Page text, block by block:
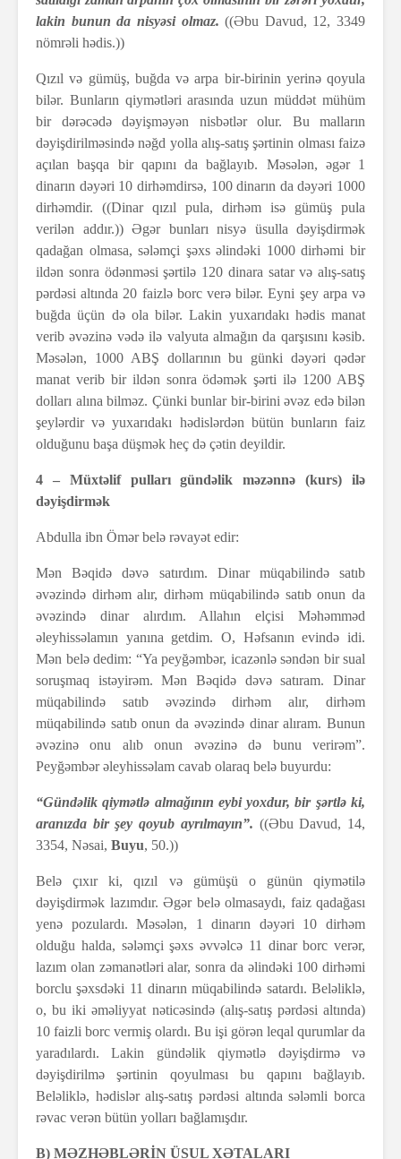
lakin bunun da nisyəsi olmaz. ((Əbu Davud, 12, 3349
nömrəli hədis.))
Qızıl və gümüş, buğda və arpa bir-birinin yerinə qoyula
bilər. Bunların qiymətləri arasında uzun müddət mühüm
bir dərəcədə dəyişməyən nisbətlər olur. Bu malların
dəyişdirilməsində nəğd yolla alış-satış şərtinin olması faizə
açılan başqa bir qapını da bağlayıb. Məsələn, əgər 1
dinarın dəyəri 10 dirhəmdirsə, 100 dinarın da dəyəri 1000
dirhəmdir. ((Dinar qızıl pula, dirhəm isə gümüş pula
verilən addır.)) Əgər bunları nisyə üsulla dəyişdirmək
qadağan olmasa, sələmçi şəxs əlindəki 1000 dirhəmi bir
ildən sonra ödənməsi şərtilə 120 dinara satar və alış-satış
pərdəsi altında 20 faizlə borc verə bilər. Eyni şey arpa və
buğda üçün də ola bilər. Lakin yuxarıdakı hədis manat
verib əvəzinə vədə ilə valyuta almağın da qarşısını kəsib.
Məsələn, 1000 ABŞ dollarının bu günki dəyəri qədər
manat verib bir ildən sonra ödəmək şərti ilə 1200 ABŞ
dolları alına bilməz. Çünki bunlar bir-birini əvəz edə bilən
şeylərdir və yuxarıdakı hədislərdən bütün bunların faiz
olduğunu başa düşmək heç də çətin deyildir.
4 – Müxtəlif pulları gündəlik məzənnə (kurs) ilə
dəyişdirmək
Abdulla ibn Ömər belə rəvayət edir:
Mən Bəqidə dəvə satırdım. Dinar müqabilində satıb
əvəzində dirhəm alır, dirhəm müqabilində satıb onun da
əvəzində dinar alırdım. Allahın elçisi Məhəmməd
əleyhissəlamın yanına getdim. O, Həfsanın evində idi.
Mən belə dedim: “Ya peyğəmbər, icazənlə səndən bir sual
soruşmaq istəyirəm. Mən Bəqidə dəvə satıram. Dinar
müqabilində satıb əvəzində dirhəm alır, dirhəm
müqabilində satıb onun da əvəzində dinar alıram. Bunun
əvəzinə onu alıb onun əvəzinə də bunu verirəm”.
Peyğəmbər əleyhissəlam cavab olaraq belə buyurdu:
“Gündəlik qiymətlə almağının eybi yoxdur, bir şərtlə ki,
aranızda bir şey qoyub ayrılmayın”. ((Əbu Davud, 14,
3354, Nəsai, Buyu, 50.))
Belə çıxır ki, qızıl və gümüşü o günün qiymətilə
dəyişdirmək lazımdır. Əgər belə olmasaydı, faiz qadağası
yenə pozulardı. Məsələn, 1 dinarın dəyəri 10 dirhəm
olduğu halda, sələmçi şəxs əvvəlcə 11 dinar borc verər,
lazım olan zəmanətləri alar, sonra da əlindəki 100 dirhəmi
borclu şəxsdəki 11 dinarın müqabilində satardı. Beləliklə,
o, bu iki əməliyyat nəticəsində (alış-satış pərdəsi altında)
10 faizli borc vermiş olardı. Bu işi görən leqal qurumlar da
yaradılardı. Lakin gündəlik qiymətlə dəyişdirmə və
dəyişdirilmə şərtinin qoyulması bu qapını bağlayıb.
Beləliklə, hədislər alış-satış pərdəsi altında sələmli borca
rəvac verən bütün yolları bağlamışdır.
B) MƏZHƏBLƏRİN ÜSUL XƏTALARI